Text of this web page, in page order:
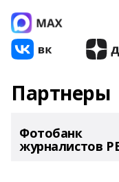
Партнеры
Фотобанк
журналистов